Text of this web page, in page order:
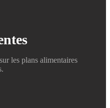
les plans alimentaires